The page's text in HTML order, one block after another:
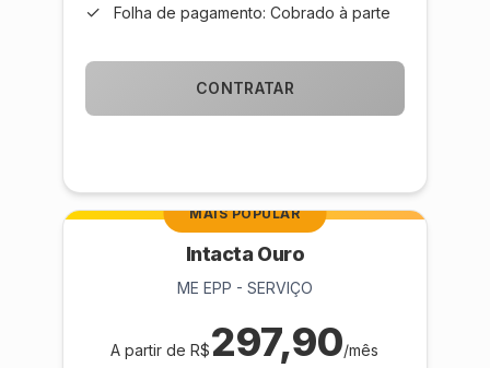
✓ Folha de pagamento: Cobrado à parte
CONTRATAR
MAIS POPULAR
Intacta Ouro
ME EPP - SERVIÇO
A partir de R$297,90/mês